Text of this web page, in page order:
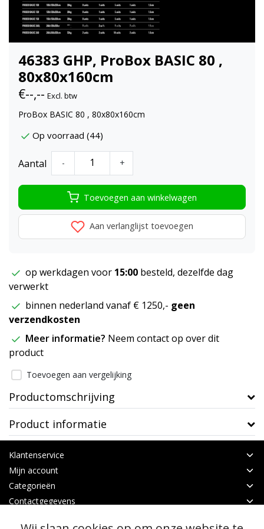
46383 GHP, ProBox BASIC 80 ,
80x80x160cm
€--,-- Excl. btw
ProBox BASIC 80 , 80x80x160cm
Op voorraad (44)
Aantal - +
Toevoegen aan winkelwagen
Aan verlanglijst toevoegen
op werkdagen voor 15:00 besteld, dezelfde dag
verwerkt
binnen nederland vanaf € 1250,- geen
verzendkosten
Meer informatie? Neem contact op over dit
product
Toevoegen aan vergelijking
Productomschrijving
Product informatie
Klantenservice
Mijn account
Categorieën
Contactgegevens